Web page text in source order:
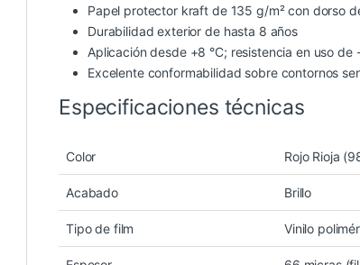
Papel protector kraft de 135 g/m² con dorso
Durabilidad exterior de hasta 8 años
Aplicación desde +8 °C; resistencia en uso de
Excelente conformabilidad sobre contornos
Especificaciones técnicas
Color Rojo Rioja
Acabado Brillo
Tipo de film Vinilo